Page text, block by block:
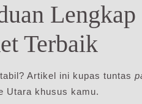
Lengkap
Terbaik
Artikel ini kupas tuntas
Utara khusus kamu.